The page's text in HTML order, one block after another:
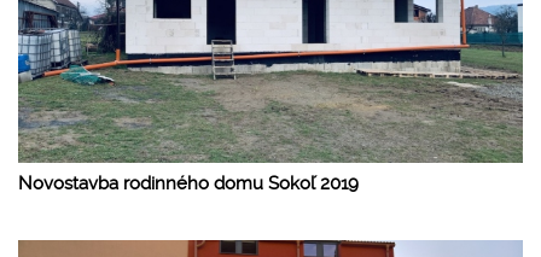
Novostavba rodinného domu Sokoľ 2019